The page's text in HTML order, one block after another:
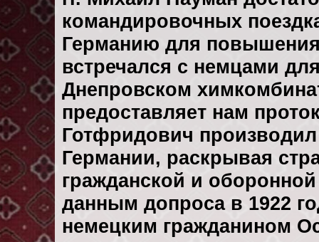
командировочных
Германию для
встречался с немцами
Днепровском
предоставляет нам
Готфридович
Германии, раскрывая
гражданской и
данным допроса в 1922
немецким гражданином